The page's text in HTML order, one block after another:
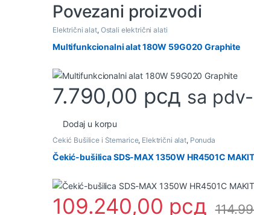
Povezani proizvodi
Električni alat, Ostali električni alati
Multifunkcionalni alat 180W 59G020 Graphite
7.790,00 рсд sa
Dodaj u korpu
Čekić Bušilice i Štemarice, Električni alat, Ponuda
Čekić-bušilica SDS-MAX 1350W HR4501C
109.240,00 рсд